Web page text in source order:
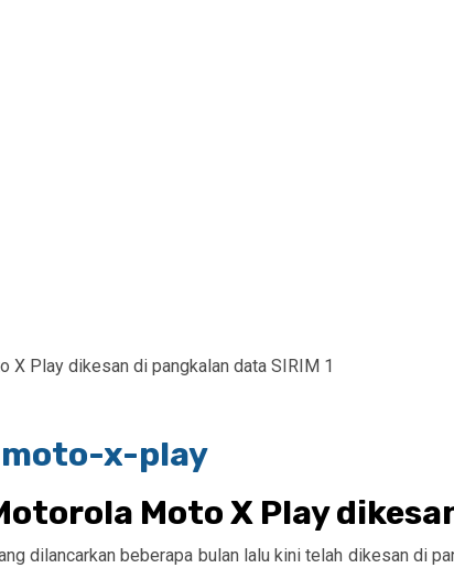
Moto X Play
dilancarkan beberapa bulan lalu kini telah dikesan di